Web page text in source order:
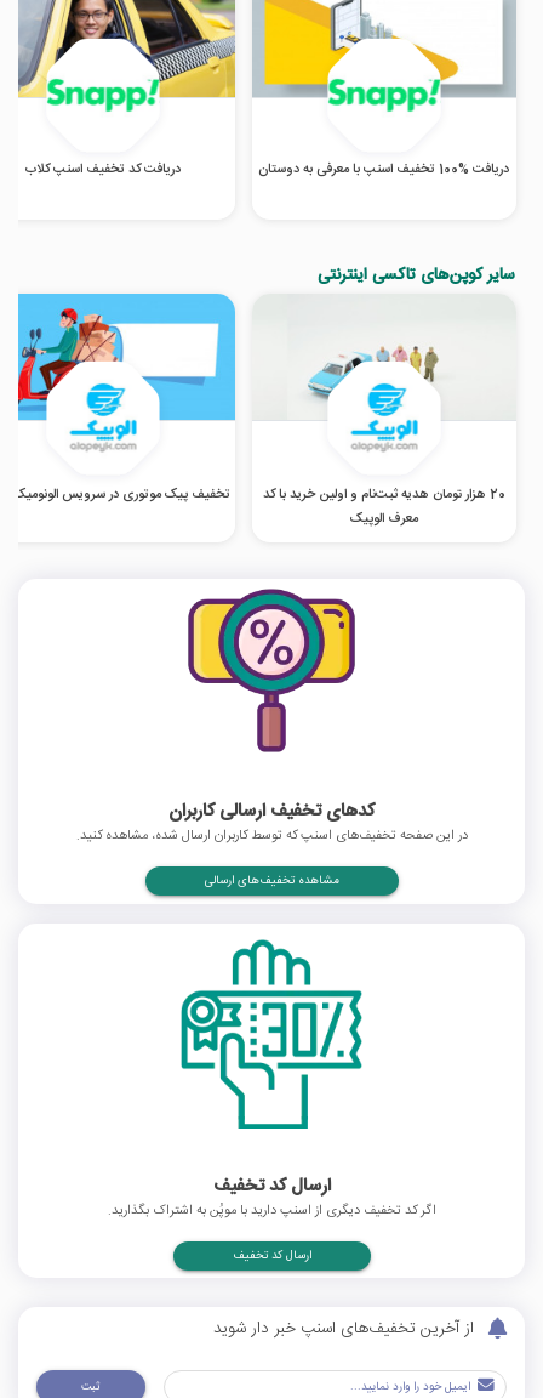
دریافت %100 تخفیف اسنپ با معرفی به دوستان دریافت کد تخفیف اسنپ کلاب
سایر کوپن‌های تاکسی اینترنتی
20 هزار تومان هدیه ثبت‌نام و اولین خرید با کد
معرف الوپیک
تخفیف پیک موتوری در سرویس الونومیک
کدهای تخفیف ارسالی کاربران
در این صفحه تخفیف‌های اسنپ که توسط کاربران ارسال شده، مشاهده کنید.
مشاهده تخفیف‌های ارسالی
ارسال کد تخفیف
اگر کد تخفیف دیگری از اسنپ دارید با موپُن به اشتراک بگذارید.
ارسال کد تخفیف
از آخرین تخفیف‌های اسنپ خبر دار شوید
ثبت